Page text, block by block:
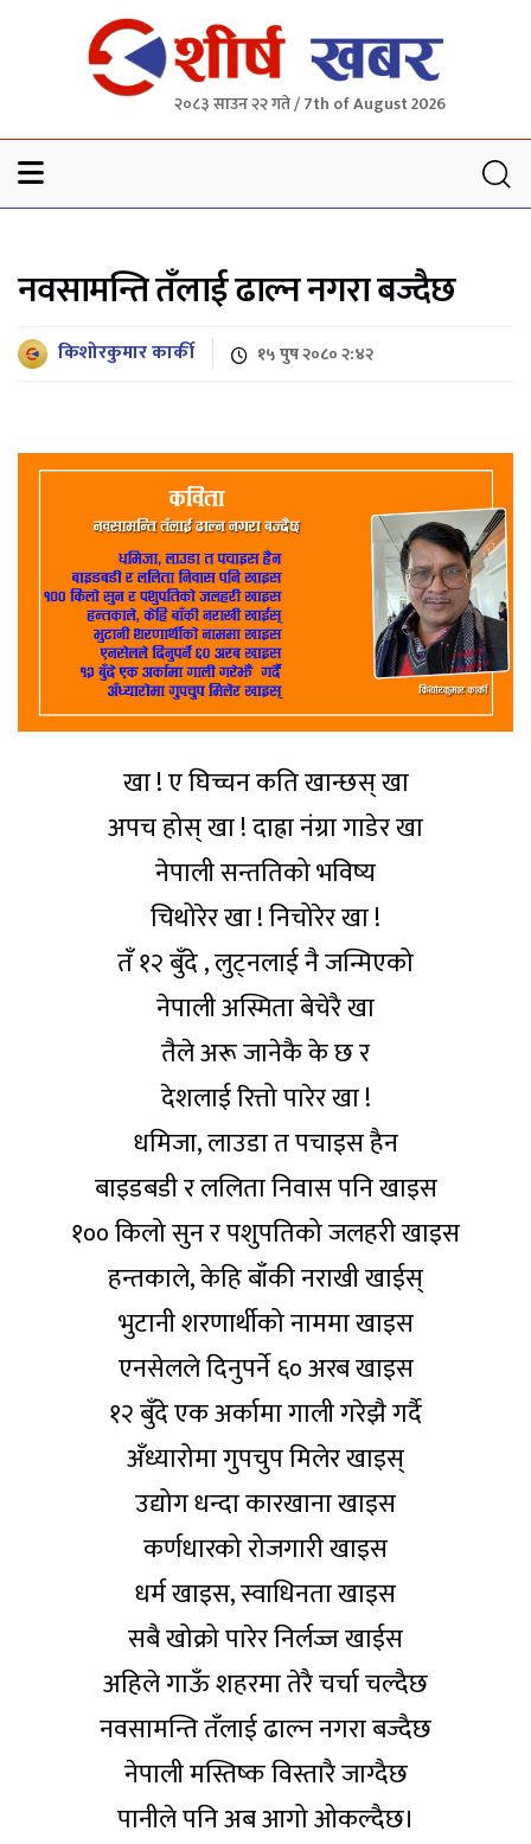
२०८३ साउन २२ गते / 7th of August 2026
नवसामन्ति तँलाई ढाल्न नगरा बज्दैछ
किशोरकुमार कार्की १५ पुष २०८० २:४२
खा ! ए घिच्चन कति खान्छस् खा
अपच होस् खा ! दाह्रा नंग्रा गाडेर खा
नेपाली सन्ततिको भविष्य
चिथोरेर खा ! निचोरेर खा !
तँ १२ बुँदे , लुट्नलाई नै जन्मिएको
नेपाली अस्मिता बेचेरै खा
तैले अरू जानेकै के छ र
देशलाई रित्तो पारेर खा !
धमिजा, लाउडा त पचाइस हैन
बाइडबडी र ललिता निवास पनि खाइस
१०० किलो सुन र पशुपतिको जलहरी खाइस
हन्तकाले, केहि बाँकी नराखी खाईस्
भुटानी शरणार्थीको नाममा खाइस
एनसेलले दिनुपर्ने ६० अरब खाइस
१२ बुँदे एक अर्कामा गाली गरेझै गर्दै
अँध्यारोमा गुपचुप मिलेर खाइस्
उद्योग धन्दा कारखाना खाइस
कर्णधारको रोजगारी खाइस
धर्म खाइस, स्वाधिनता खाइस
सबै खोक्रो पारेर निर्लज्ज खाईस
अहिले गाऊँ शहरमा तेरै चर्चा चल्दैछ
नवसामन्ति तँलाई ढाल्न नगरा बज्दैछ
नेपाली मस्तिष्क विस्तारै जाग्दैछ
पानीले पनि अब आगो ओकल्दैछ।